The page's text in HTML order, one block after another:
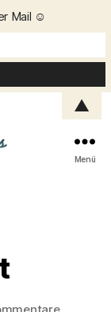
Menü
zu
Mail ☺️
▲